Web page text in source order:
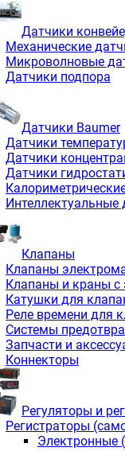
Датчики
Механические
Микроволновые
Датчики подпора
Датчики Baumer
Датчики
Датчики
Датчики
Интеллектуальные
Клапаны
Клапаны
Клапаны и краны с
Катушки для
Реле времени для
Системы
Запчасти и
Коннекторы
Регуляторы и
Регистраторы
Электронные